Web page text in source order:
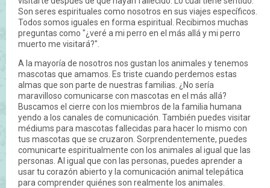
Son seres espirituales como nosotros en sus viajes específicos.
Todos somos iguales en forma espiritual. Recibimos muchas
preguntas como "¿veré a mi perro en el más allá y mi perro
muerto me visitará?".
A la mayoría de nosotros nos gustan los animales y tenemos
mascotas que amamos. Es triste cuando perdemos estas
almas que son parte de nuestras familias. ¿No sería
maravilloso comunicarse con mascotas en el más allá?
Buscamos el cierre con los miembros de la familia humana
yendo a los canales de comunicación. También puedes visitar
médiums para mascotas fallecidas para hacer lo mismo con
tus mascotas que se cruzaron. Sorprendentemente, puedes
comunicarte espiritualmente con los animales al igual que las
personas. Al igual que con las personas, puedes aprender a
usar tu corazón abierto y la comunicación animal telepática
para comprender quiénes son realmente los animales.